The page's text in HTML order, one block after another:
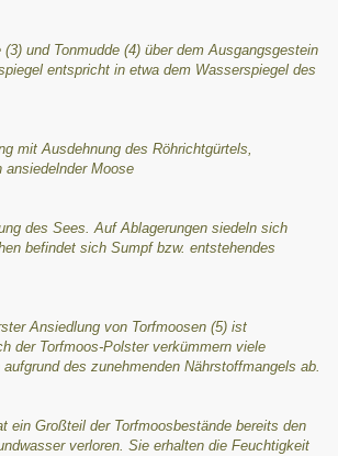
und Tonmudde (4) über dem Ausgangsgestein
entspricht in etwa dem Wasserspiegel des
mit Ausdehnung des Röhrichtgürtels,
ansiedelnder Moose
des Sees. Auf Ablagerungen siedeln sich
befindet sich Sumpf bzw. entstehendes
Ansiedlung von Torfmoosen (5) ist
der Torfmoos-Polster verkümmern viele
des zunehmenden Nährstoffmangels ab.
ein Großteil der Torfmoosbestände bereits den
verloren. Sie erhalten die Feuchtigkeit